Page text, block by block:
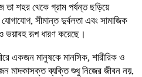
তা শহর থেকে গ্রাম পর্যন্ত ছড়িয়ে
সীমান্ত দুর্বলতা এবং সামাজিক
ভয়াবহ রূপ ধারণ করেছে।
একজন মানুষকে মানসিক, শারীরিক ও
মাদকাসক্ত ব্যক্তি শুধু নিজের জীবন নয়,